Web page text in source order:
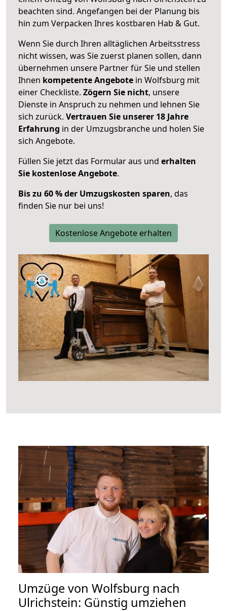
beachten sind. Angefangen bei der Planung bis
hin zum Verpacken Ihres kostbaren Hab & Gut.
Wenn Sie durch Ihren alltäglichen Arbeitsstress
nicht wissen, was Sie zuerst planen sollen, dann
übernehmen unsere Partner für Sie und stellen
Ihnen kompetente Angebote in Wolfsburg mit
einer Checkliste. Zögern Sie nicht, unsere
Dienste in Anspruch zu nehmen und lehnen Sie
sich zurück. Vertrauen Sie unserer 18 Jahre
Erfahrung in der Umzugsbranche und holen Sie
sich Angebote.
Füllen Sie jetzt das Formular aus und erhalten
Sie kostenlose Angebote.
Bis zu 60 % der Umzugskosten sparen, das
finden Sie nur bei uns!
Kostenlose Angebote erhalten
Umzüge von Wolfsburg nach
Ulrichstein: Günstig umziehen